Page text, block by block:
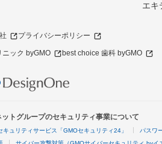
エキ
プライバシーポリシー
ック byGMO best choice 歯科 byGMO
トグループのセキュリティ事業について
キュリティサービス「GMOセキュリティ24」 パスワ